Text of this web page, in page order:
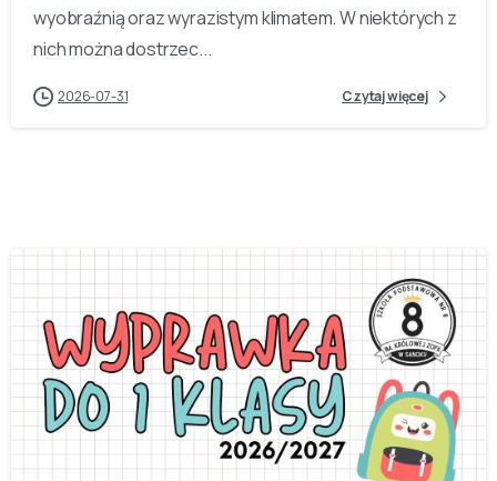
wyobraźnią oraz wyrazistym klimatem. W niektórych z
nich można dostrzec...
2026-07-31 Czytaj więcej
-